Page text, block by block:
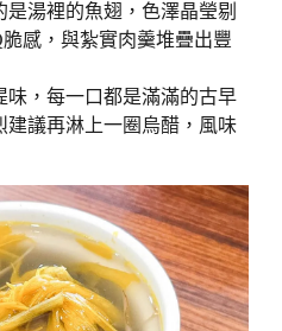
湯裡的魚翅，色澤晶瑩剔
感，與紮實肉羹堆疊出豐
味，每一口都是滿滿的古早
建議再淋上一圈烏醋，風味